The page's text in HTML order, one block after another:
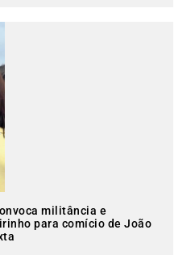
militância e
para comício de João